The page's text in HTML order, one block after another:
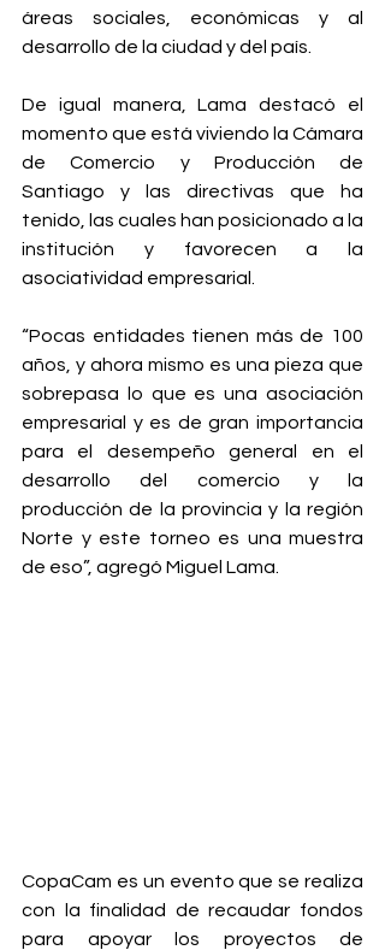
áreas sociales, económicas y al
desarrollo de la ciudad y del país.
De igual manera, Lama destacó el
momento que está viviendo la Cámara
de Comercio y Producción de
Santiago y las directivas que ha
tenido, las cuales han posicionado a la
institución y favorecen a la
asociatividad empresarial.
“Pocas entidades tienen más de 100
años, y ahora mismo es una pieza que
sobrepasa lo que es una asociación
empresarial y es de gran importancia
para el desempeño general en el
desarrollo del comercio y la
producción de la provincia y la región
Norte y este torneo es una muestra
de eso”, agregó Miguel Lama.
CopaCam es un evento que se realiza
con la finalidad de recaudar fondos
para apoyar los proyectos de